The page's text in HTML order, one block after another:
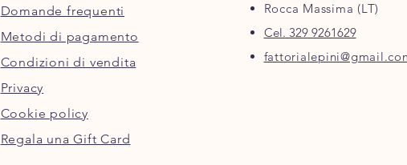
Domande frequenti
Metodi di pagamento
Condizioni di vendita
Privacy
Cookie policy
Regala una Gift Card
Rocca Massima (LT)
Cel. 329 9261629